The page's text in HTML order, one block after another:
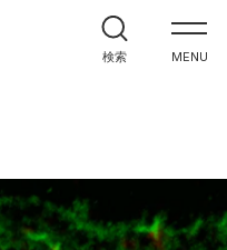
MENU
検索